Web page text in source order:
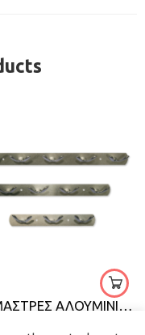
ΚΡΕΜΑΣΤΡΕΣ ΑΛΟΥΜΙΝΙΟΥ ΜΕ ΔΙΠΛΑ ΚΑΛΟΓΕΡΑΚΙΑ
ματ